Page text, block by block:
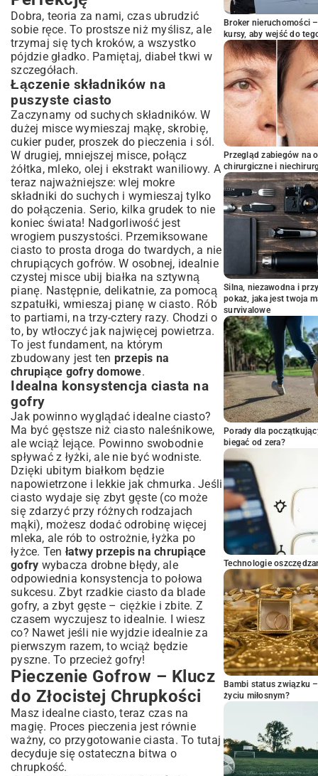
Dobra, teoria za nami, czas ubrudzić
sobie ręce. To prostsze niż myślisz, ale
trzymaj się tych kroków, a wszystko
pójdzie gładko. Pamiętaj, diabeł tkwi w
szczegółach.
Łączenie składników na
puszyste ciasto
Zaczynamy od suchych składników. W
dużej misce wymieszaj mąkę, skrobię,
cukier puder, proszek do pieczenia i sól.
W drugiej, mniejszej misce, połącz
żółtka, mleko, olej i ekstrakt waniliowy. A
teraz najważniejsze: wlej mokre
składniki do suchych i wymieszaj tylko
do połączenia. Serio, kilka grudek to nie
koniec świata! Nadgorliwość jest
wrogiem puszystości. Przemiksowane
ciasto to prosta droga do twardych, a nie
chrupiących gofrów. W osobnej, idealnie
czystej misce ubij białka na sztywną
pianę. Następnie, delikatnie, za pomocą
szpatułki, wmieszaj pianę w ciasto. Rób
to partiami, na trzy-cztery razy. Chodzi o
to, by wtłoczyć jak najwięcej powietrza.
To jest fundament, na którym
zbudowany jest ten przepis na
chrupiące gofry domowe.
Idealna konsystencja ciasta na
gofry
Jak powinno wyglądać idealne ciasto?
Ma być gęstsze niż ciasto naleśnikowe,
ale wciąż lejące. Powinno swobodnie
spływać z łyżki, ale nie być wodniste.
Dzięki ubitym białkom będzie
napowietrzone i lekkie jak chmurka. Jeśli
ciasto wydaje się zbyt gęste (co może
się zdarzyć przy różnych rodzajach
mąki), możesz dodać odrobinę więcej
mleka, ale rób to ostrożnie, łyżka po
łyżce. Ten łatwy przepis na chrupiące
gofry wybacza drobne błędy, ale
odpowiednia konsystencja to połowa
sukcesu. Zbyt rzadkie ciasto da blade
gofry, a zbyt gęste – ciężkie i zbite. Z
czasem wyczujesz to idealnie. I wiesz
co? Nawet jeśli nie wyjdzie idealnie za
pierwszym razem, to wciąż będzie
pyszne. To przecież gofry!
Pieczenie Gofrow – Klucz
do Złocistej Chrupkości
Masz idealne ciasto, teraz czas na
magię. Proces pieczenia jest równie
ważny, co przygotowanie ciasta. To tutaj
decyduje się ostateczna bitwa o
chrupkość.
Broker nieruchomości
kursy, aby wejść do
Przegląd zabiegów na
chirurgiczne i
Silna, niezawodna i
pokaż, jaka jest twoja
survivalowe
Porady dla
biegać od zera?
Technologie
Bambi status związku
życiu miłosnym?